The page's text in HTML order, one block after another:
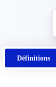
Définitions